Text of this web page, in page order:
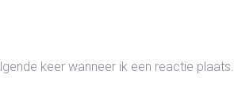
keer wanneer ik een reactie plaats.